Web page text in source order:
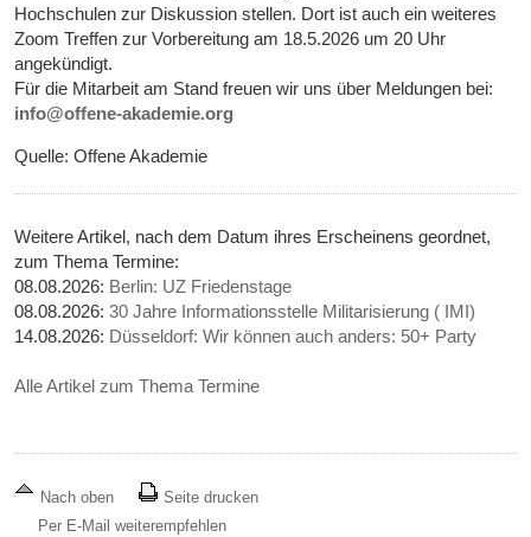
Hochschulen zur Diskussion stellen. Dort ist auch ein weiteres
Zoom Treffen zur Vorbereitung am 18.5.2026 um 20 Uhr
angekündigt.
Für die Mitarbeit am Stand freuen wir uns über Meldungen bei:
info@offene-akademie.org
Quelle: Offene Akademie
Weitere Artikel, nach dem Datum ihres Erscheinens geordnet,
zum Thema Termine:
08.08.2026: Berlin: UZ Friedenstage
08.08.2026:30 Jahre Informationsstelle Militarisierung ( IMI)
14.08.2026: Düsseldorf: Wir können auch anders: 50+ Party
Alle Artikel zum Thema Termine
Nach oben
Seite drucken
Per E-Mail weiterempfehlen